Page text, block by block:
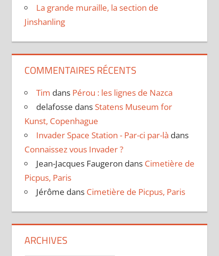
La grande muraille, la section de
Jinshanling
COMMENTAIRES RÉCENTS
Tim dans Pérou : les lignes de Nazca
delafosse dans Statens Museum for
Kunst, Copenhague
Invader Space Station - Par-ci par-là dans
Connaissez vous Invader ?
Jean-Jacques Faugeron dans Cimetière de
Picpus, Paris
Jérôme dans Cimetière de Picpus, Paris
ARCHIVES